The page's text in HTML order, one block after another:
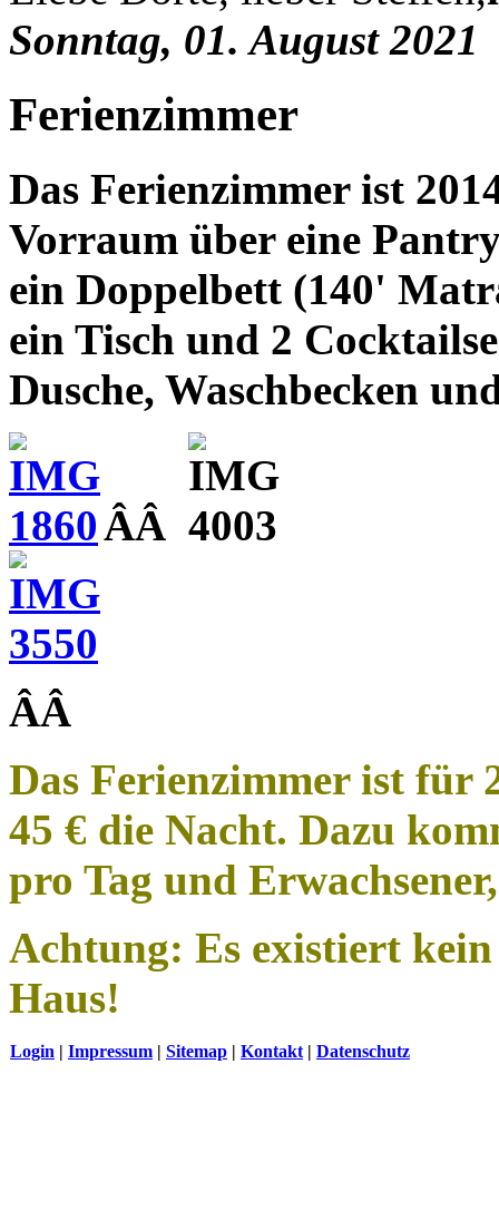
Sonntag, 01. August 2021
Ferienzimmer
Das Ferienzimmer ist
Vorraum über eine
ein Doppelbett (140'
ein Tisch und 2
Dusche, Waschbecken
ÂÂ
ÂÂ
Das Ferienzimmer ist für
45 € die Nacht. Dazu
pro Tag und
Achtung: Es existiert
Haus!
Login | Impressum | Sitemap | Kontakt | Datenschutz